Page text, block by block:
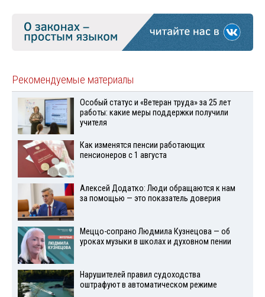
Рекомендуемые материалы
Особый статус и «Ветеран труда» за 25 лет
работы: какие меры поддержки получили
учителя
Как изменятся пенсии работающих
пенсионеров с 1 августа
Алексей Додатко: Люди обращаются к нам
за помощью — это показатель доверия
Меццо-сопрано Людмила Кузнецова — об
уроках музыки в школах и духовном пении
Нарушителей правил судоходства
оштрафуют в автоматическом режиме